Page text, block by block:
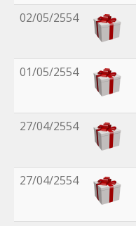
02/05/2554
01/05/2554
27/04/2554
27/04/2554